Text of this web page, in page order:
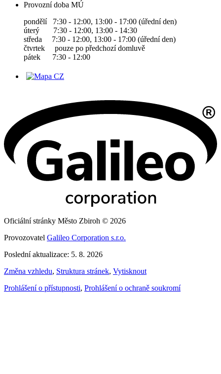
Provozní doba MÚ
pondělí 7:30 - 12:00, 13:00 - 17:00 (úřední den)
úterý 7:30 - 12:00, 13:00 - 14:30
středa 7:30 - 12:00, 13:00 - 17:00 (úřední den)
čtvrtek pouze po předchozí domluvě
pátek 7:30 - 12:00
Oficiální stránky Město Zbiroh © 2026
Provozovatel Galileo Corporation s.r.o.
Poslední aktualizace: 5. 8. 2026
Změna vzhledu, Struktura stránek, Vytisknout
Prohlášení o přístupnosti, Prohlášení o ochraně soukromí